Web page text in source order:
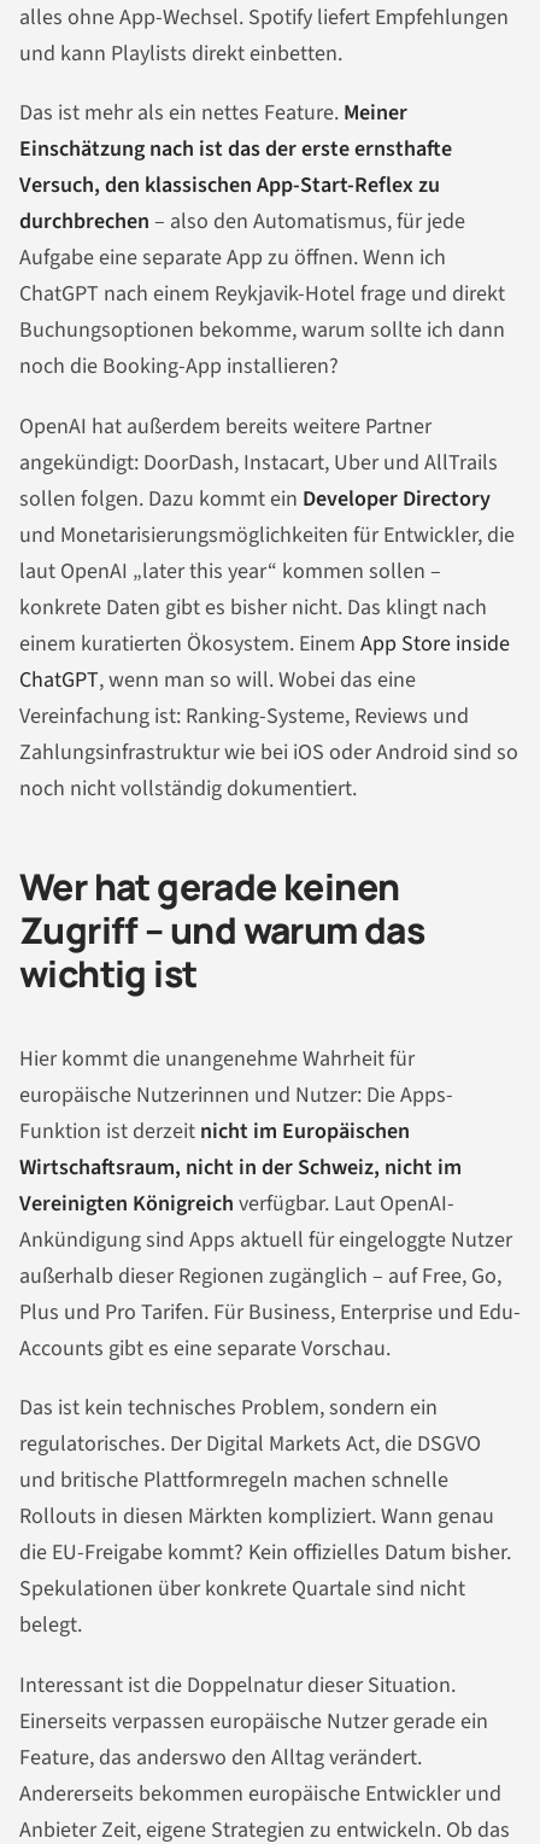
alles ohne App-Wechsel. Spotify liefert Empfehlungen
und kann Playlists direkt einbetten.
Das ist mehr als ein nettes Feature. Meiner
Einschätzung nach ist das der erste ernsthafte
Versuch, den klassischen App-Start-Reflex zu
durchbrechen – also den Automatismus, für jede
Aufgabe eine separate App zu öffnen. Wenn ich
ChatGPT nach einem Reykjavik-Hotel frage und direkt
Buchungsoptionen bekomme, warum sollte ich dann
noch die Booking-App installieren?
OpenAI hat außerdem bereits weitere Partner
angekündigt: DoorDash, Instacart, Uber und AllTrails
sollen folgen. Dazu kommt ein Developer Directory
und Monetarisierungsmöglichkeiten für Entwickler, die
laut OpenAI „later this year“ kommen sollen –
konkrete Daten gibt es bisher nicht. Das klingt nach
einem kuratierten Ökosystem. Einem App Store inside
ChatGPT, wenn man so will. Wobei das eine
Vereinfachung ist: Ranking-Systeme, Reviews und
Zahlungsinfrastruktur wie bei iOS oder Android sind so
noch nicht vollständig dokumentiert.
Wer hat gerade keinen
Zugriff – und warum das
wichtig ist
Hier kommt die unangenehme Wahrheit für
europäische Nutzerinnen und Nutzer: Die Apps-
Funktion ist derzeit nicht im Europäischen
Wirtschaftsraum, nicht in der Schweiz, nicht im
Vereinigten Königreich verfügbar. Laut OpenAI-
Ankündigung sind Apps aktuell für eingeloggte Nutzer
außerhalb dieser Regionen zugänglich – auf Free, Go,
Plus und Pro Tarifen. Für Business, Enterprise und Edu-
Accounts gibt es eine separate Vorschau.
Das ist kein technisches Problem, sondern ein
regulatorisches. Der Digital Markets Act, die DSGVO
und britische Plattformregeln machen schnelle
Rollouts in diesen Märkten kompliziert. Wann genau
die EU-Freigabe kommt? Kein offizielles Datum bisher.
Spekulationen über konkrete Quartale sind nicht
belegt.
Interessant ist die Doppelnatur dieser Situation.
Einerseits verpassen europäische Nutzer gerade ein
Feature, das anderswo den Alltag verändert.
Andererseits bekommen europäische Entwickler und
Anbieter Zeit, eigene Strategien zu entwickeln. Ob das